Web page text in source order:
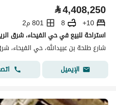
⃁4,408,250
10+
8
801 م2
استراحة للبيع في حي الفيحاء، شرق
شارع طلحة بن عبيدالله، حي الفيحاء،
الإيميل